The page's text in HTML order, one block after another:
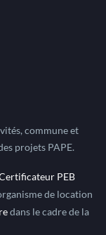
commune et
projets PAPE.
PEB
de location
dans le cadre de la